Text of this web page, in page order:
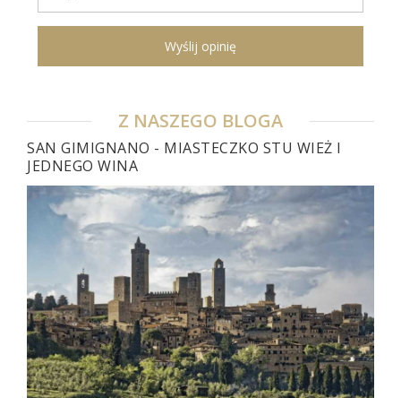
Wyślij opinię
Z NASZEGO BLOGA
SAN GIMIGNANO - MIASTECZKO STU WIEŻ I
JEDNEGO WINA